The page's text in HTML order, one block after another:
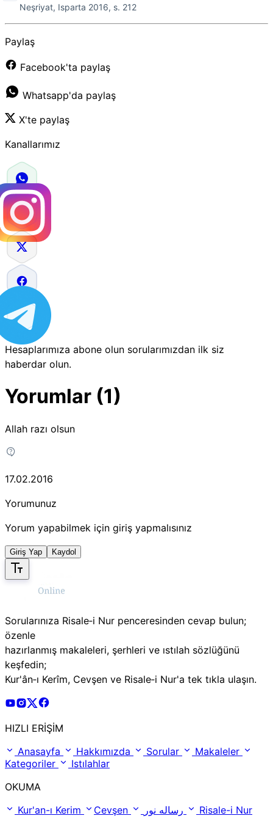
Neşriyat, Isparta 2016, s. 212
Paylaş
Facebook'ta paylaş
Whatsapp'da paylaş
X'te paylaş
Kanallarımız
Hesaplarımıza abone olun sorularımızdan ilk siz
haberdar olun.
Yorumlar (1)
Allah razı olsun
17.02.2016
Yorumunuz
Yorum yapabilmek için giriş yapmalısınız
Giriş Yap Kaydol
Sorularınıza Risale‑i Nur penceresinden cevap bulun;
özenle
hazırlanmış makaleleri, şerhleri ve ıstılah sözlüğünü
keşfedin;
Kur'ân‑ı Kerîm, Cevşen ve Risale‑i Nur'a tek tıkla ulaşın.
Risale Online Youtube Hesabı
Risale Online Instagram Hesabı
Risale Online X Hesabı
HIZLI ERİŞİM
Anasayfa
Hakkımızda Sorular
Makaleler
Kategoriler
Istılahlar
OKUMA
Kur'an-ı Kerim
Cevşen Risale-i Nur